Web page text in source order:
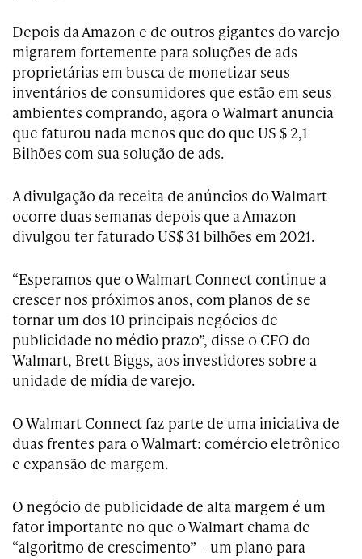
Depois da Amazon e de outros gigantes do varejo
migrarem fortemente para soluções de ads
proprietárias em busca de monetizar seus
inventários de consumidores que estão em seus
ambientes comprando, agora o Walmart anuncia
que faturou nada menos que do que US $ 2,1
Bilhões com sua solução de ads.
A divulgação da receita de anúncios do Walmart
ocorre duas semanas depois que a Amazon
divulgou ter faturado US$ 31 bilhões em 2021.
“Esperamos que o Walmart Connect continue a
crescer nos próximos anos, com planos de se
tornar um dos 10 principais negócios de
publicidade no médio prazo”, disse o CFO do
Walmart, Brett Biggs, aos investidores sobre a
unidade de mídia de varejo.
O Walmart Connect faz parte de uma iniciativa de
duas frentes para o Walmart: comércio eletrônico
e expansão de margem.
O negócio de publicidade de alta margem é um
fator importante no que o Walmart chama de
“algoritmo de crescimento” – um plano para